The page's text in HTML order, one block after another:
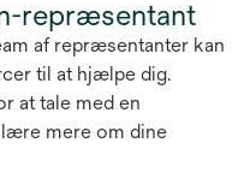
repræsentant
af repræsentanter kan
til at hjælpe dig.
at tale med en
mere om dine